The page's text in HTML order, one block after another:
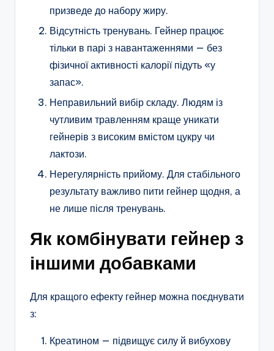
призведе до набору жиру.
Відсутність тренувань. Гейнер працює
тільки в парі з навантаженнями — без
фізичної активності калорії підуть «у
запас».
Неправильний вибір складу. Людям із
чутливим травленням краще уникати
гейнерів з високим вмістом цукру чи
лактози.
Нерегулярність прийому. Для стабільного
результату важливо пити гейнер щодня, а
не лише після тренувань.
Як комбінувати гейнер з
іншими добавками
Для кращого ефекту гейнер можна поєднувати
з:
Креатином — підвищує силу й вибухову